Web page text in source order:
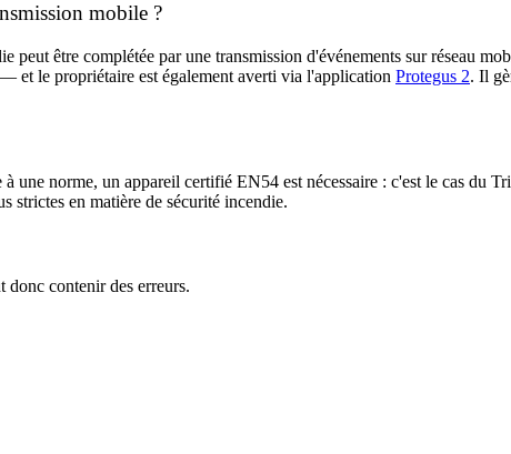
mobile ?
peut être complétée par une transmission d'événements sur réseau
et le propriétaire est également averti via l'application Protegus 2. Il
une norme, un appareil certifié EN54 est nécessaire : c'est le cas du
strictes en matière de sécurité incendie.
donc contenir des erreurs.